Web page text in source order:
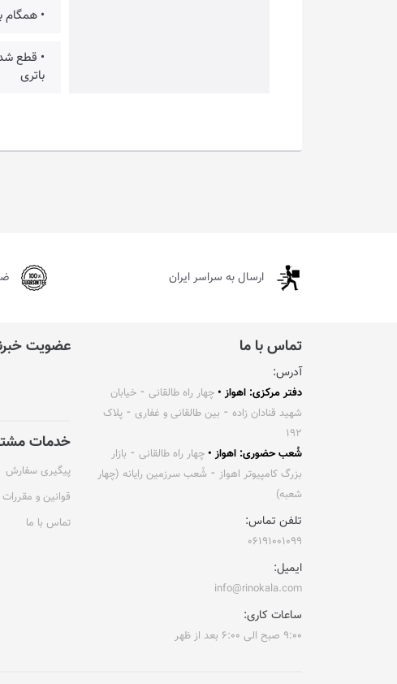
• همگام
• قطع
باتری
ارسال به سراسر ایران
تماس با ما
آدرس:
دفتر مرکزی: اهواز • چهار راه طالقانی ⁃ خیابان
شهید قنادان زاده ⁃ بین طالقانی و غفاری ⁃ پلاک
۱۹۲
شُعب حضوری: اهواز • چهار راه طالقانی ⁃ بازار
بزرگ کامپیوتر اهواز ⁃ شُعب سرزمین رایانه (چهار
شعبه)
تلفن تماس:
۰۶۱۹۱۰۰۱۰۹۹
ایمیل:
info@rinokala.com
ساعات کاری:
۹:۰۰ صبح الی ۶:۰۰ بعد از ظهر
عضویت
خدمات
پیگیری سفارش
قوانین و مقررات
تماس با ما